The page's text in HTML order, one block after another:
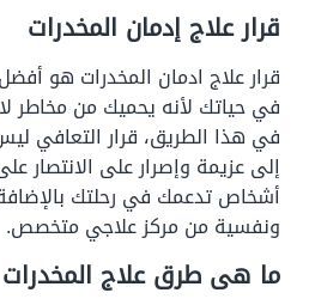
قرار علاج إدمان المخدرات
قرار علاج ادمان المخدرات هو
في حياتك لأنه يحميك من مخاطر
في هذا الطريق، قرار التعافي
إلى عزيمة وإصرار على الانتصار
أشخاص تدعمك في رحلتك
ونفسية من مركز علاجي متخصص.
ما هى طرق علاج المخدرات